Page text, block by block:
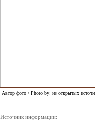
Автор фото / Photo by: из открытых
Источник информации: